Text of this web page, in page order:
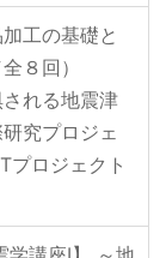
工の基礎と
８回）
れる地震津
究プロジェ
プロジェクト